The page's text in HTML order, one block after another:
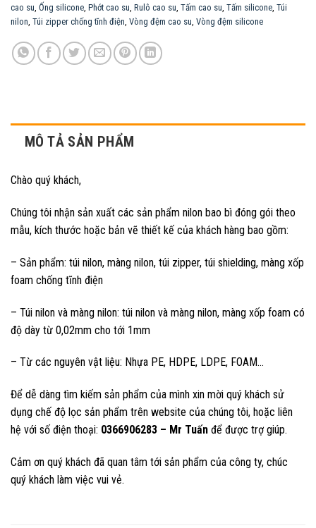
cao su, Ống silicone, Phớt cao su, Rulô cao su, Tấm cao su, Tấm silicone, Túi
nilon, Túi zipper chống tĩnh điện, Vòng đệm cao su, Vòng đệm silicone
MÔ TẢ SẢN PHẨM
Chào quý khách,
Chúng tôi nhận sản xuất các sản phẩm nilon bao bì đóng gói theo
mẫu, kích thước hoặc bản vẽ thiết kế của khách hàng bao gồm:
– Sản phẩm: túi nilon, màng nilon, túi zipper, túi shielding, màng xốp
foam chống tĩnh điện
– Túi nilon và màng nilon: túi nilon và màng nilon, màng xốp foam có
độ dày từ 0,02mm cho tới 1mm
– Từ các nguyên vật liệu: Nhựa PE, HDPE, LDPE, FOAM…
Để dễ dàng tìm kiếm sản phẩm của mình xin mời quý khách sử
dụng chế độ lọc sản phẩm trên website của chúng tôi, hoặc liên
hệ với số điện thoại: 0366906283 – Mr Tuấn để được trợ giúp.
Cảm ơn quý khách đã quan tâm tới sản phẩm của công ty, chúc
quý khách làm việc vui vẻ.